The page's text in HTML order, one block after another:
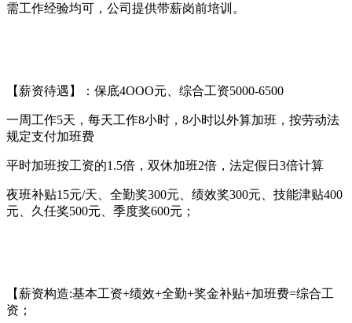
需工作经验均可，公司提供带薪岗前培训。
【薪资待遇】：保底4OOO元、综合工资5000-6500
一周工作5天，每天工作8小时，8小时以外算加班，按劳动法
规定支付加班费
平时加班按工资的1.5倍，双休加班2倍，法定假日3倍计算
夜班补贴15元/天、全勤奖300元、绩效奖300元、技能津贴400
元、久任奖500元、季度奖600元；
【薪资构造:基本工资+绩效+全勤+奖金补贴+加班费=综合工
资；